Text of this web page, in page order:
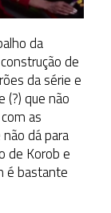
da
de
da série e
(?) que não
as
dá para
de Korob e
é bastante